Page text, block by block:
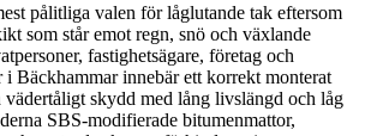
pålitliga valen för låglutande tak eftersom
som står emot regn, snö och växlande
fastighetsägare, företag och
i Bäckhammar innebär ett korrekt monterat
vädertåligt skydd med lång livslängd och låg
SBS-modifierade bitumenmattor,